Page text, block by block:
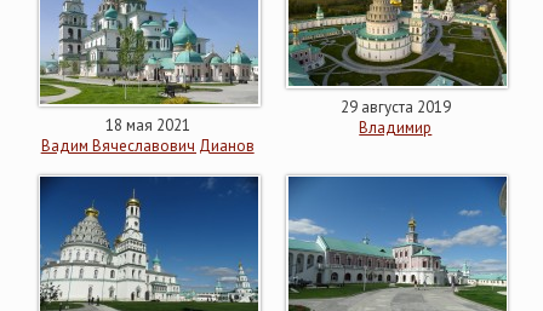
18 мая 2021
Вадим Вячеславович Дианов
29 августа 2019
Владимир